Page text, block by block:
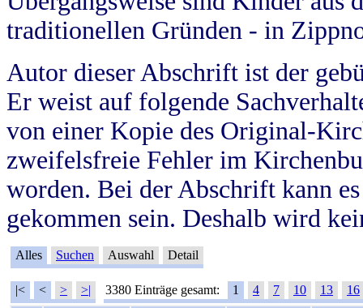
traditionellen Gründen - in
Autor dieser Abschrift ist der
Er weist auf folgende
von einer Kopie des Original-
zweifelsfreie Fehler im
worden. Bei der Abschrift kann
gekommen sein. Deshalb wird
Alles Suchen Auswahl Detail
|< < > >| 3380 Einträge gesamt: 1 4 7 10 13
16